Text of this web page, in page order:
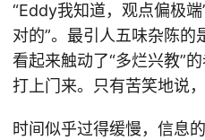
“Eddy我知道，观点偏极
对的”。最引人五味杂陈的
看起来触动了“多烂兴教”
打上门来。只有苦笑地说，
时间似乎过得缓慢，信息